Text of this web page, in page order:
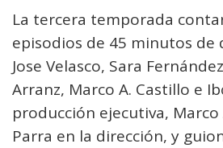
La tercera temporada
episodios de 45 minutos de
Jose Velasco, Sara
Arranz, Marco A. Castillo e
producción ejecutiva, Marco
Parra en la dirección, y